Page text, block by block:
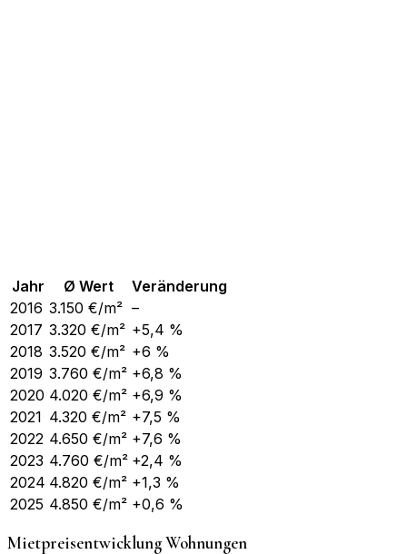
Jahr Ø Wert
Veränderung
2016 3.150 €/m² –
2017 3.320 €/m² +5,4 %
2018 3.520 €/m² +6 %
2019 3.760 €/m² +6,8 %
2020 4.020 €/m² +6,9 %
2021 4.320 €/m² +7,5 %
2022 4.650 €/m² +7,6 %
2023 4.760 €/m² +2,4 %
2024 4.820 €/m² +1,3 %
2025 4.850 €/m² +0,6 %
Mietpreisentwicklung Wohnungen